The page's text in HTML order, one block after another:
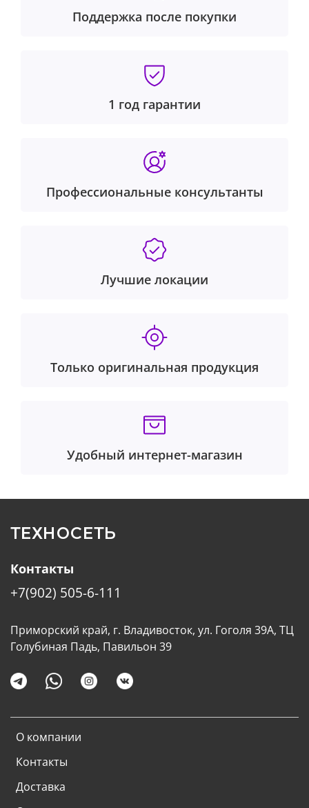
Поддержка после покупки
1 год гарантии
Профессиональные консультанты
Лучшие локации
Только оригинальная продукция
Удобный интернет-магазин
ТЕХНОСЕТЬ
О компании
Контакты
Доставка
Контакты
+7(902) 505-6-111
Приморский край, г. Владивосток, ул. Гоголя 39А, ТЦ
Голубиная Падь, Павильон 39